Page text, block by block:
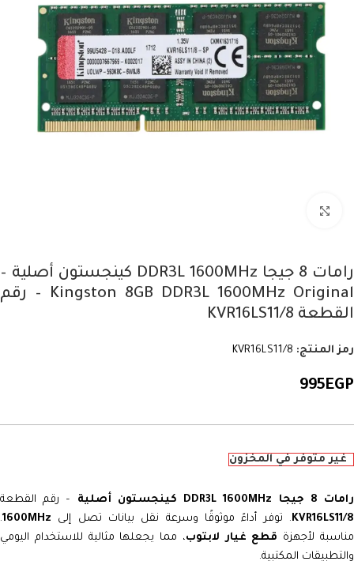
رامات 8 جيجا DDR3L 1600MHz كينجستون أصلية –
Kingston 8GB DDR3L 1600MHz Original – رقم
القطعة KVR16LS11/8
رمز المنتج: KVR16LS11/8
995EGP
غير متوفر في المخزون
رامات 8 جيجا DDR3L 1600MHz كينجستون أصلية
– رقم القطعة
KVR16LS11/8. توفر أداءً موثوقًا وسرعة نقل بيانات تصل إلى 1600MHz
.
مناسبة لأجهزة قطع غيار لابتوب، مما يجعلها مثالية للاستخدام اليومي
والتطبيقات المكتبية.